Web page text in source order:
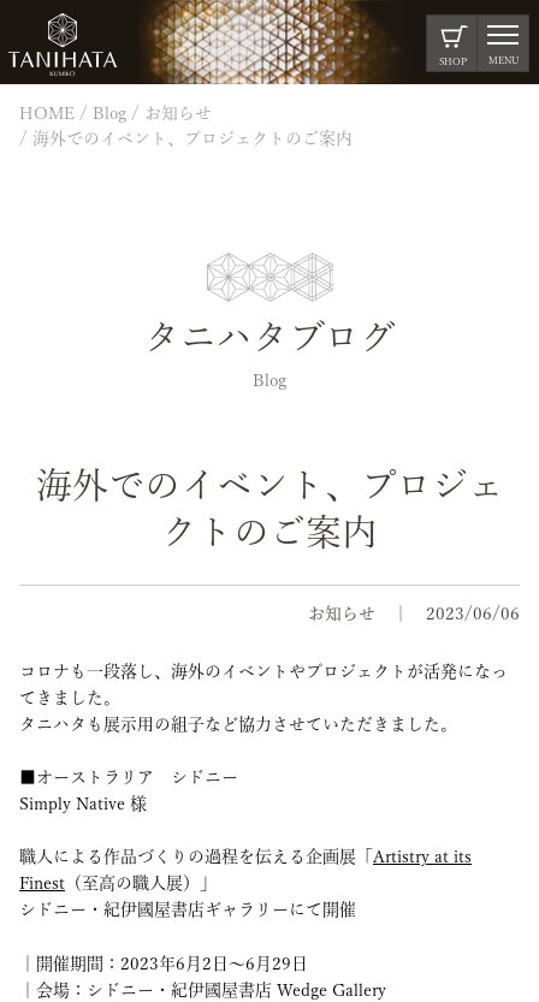
SHOP MENU
HOME Blog
お知らせ
海外でのイベント、プロジェクトのご案内
タニハタブログ
Blog
海外でのイベント、プロジェ
クトのご案内
お知らせ 2023/06/06
コロナも一段落し、海外のイベントやプロジェクトが活発になっ
てきました。
タニハタも展示用の組子など協力させていただきました。
■オーストラリア シドニー
Simply Native 様
職人による作品づくりの過程を伝える企画展「 Artistry at its
Finest （至高の職人展）」
シドニー・紀伊國屋書店ギャラリーにて開催
｜開催期間：2023年6月2日〜6月29日
｜会場：シドニー・紀伊國屋書店 Wedge Gallery